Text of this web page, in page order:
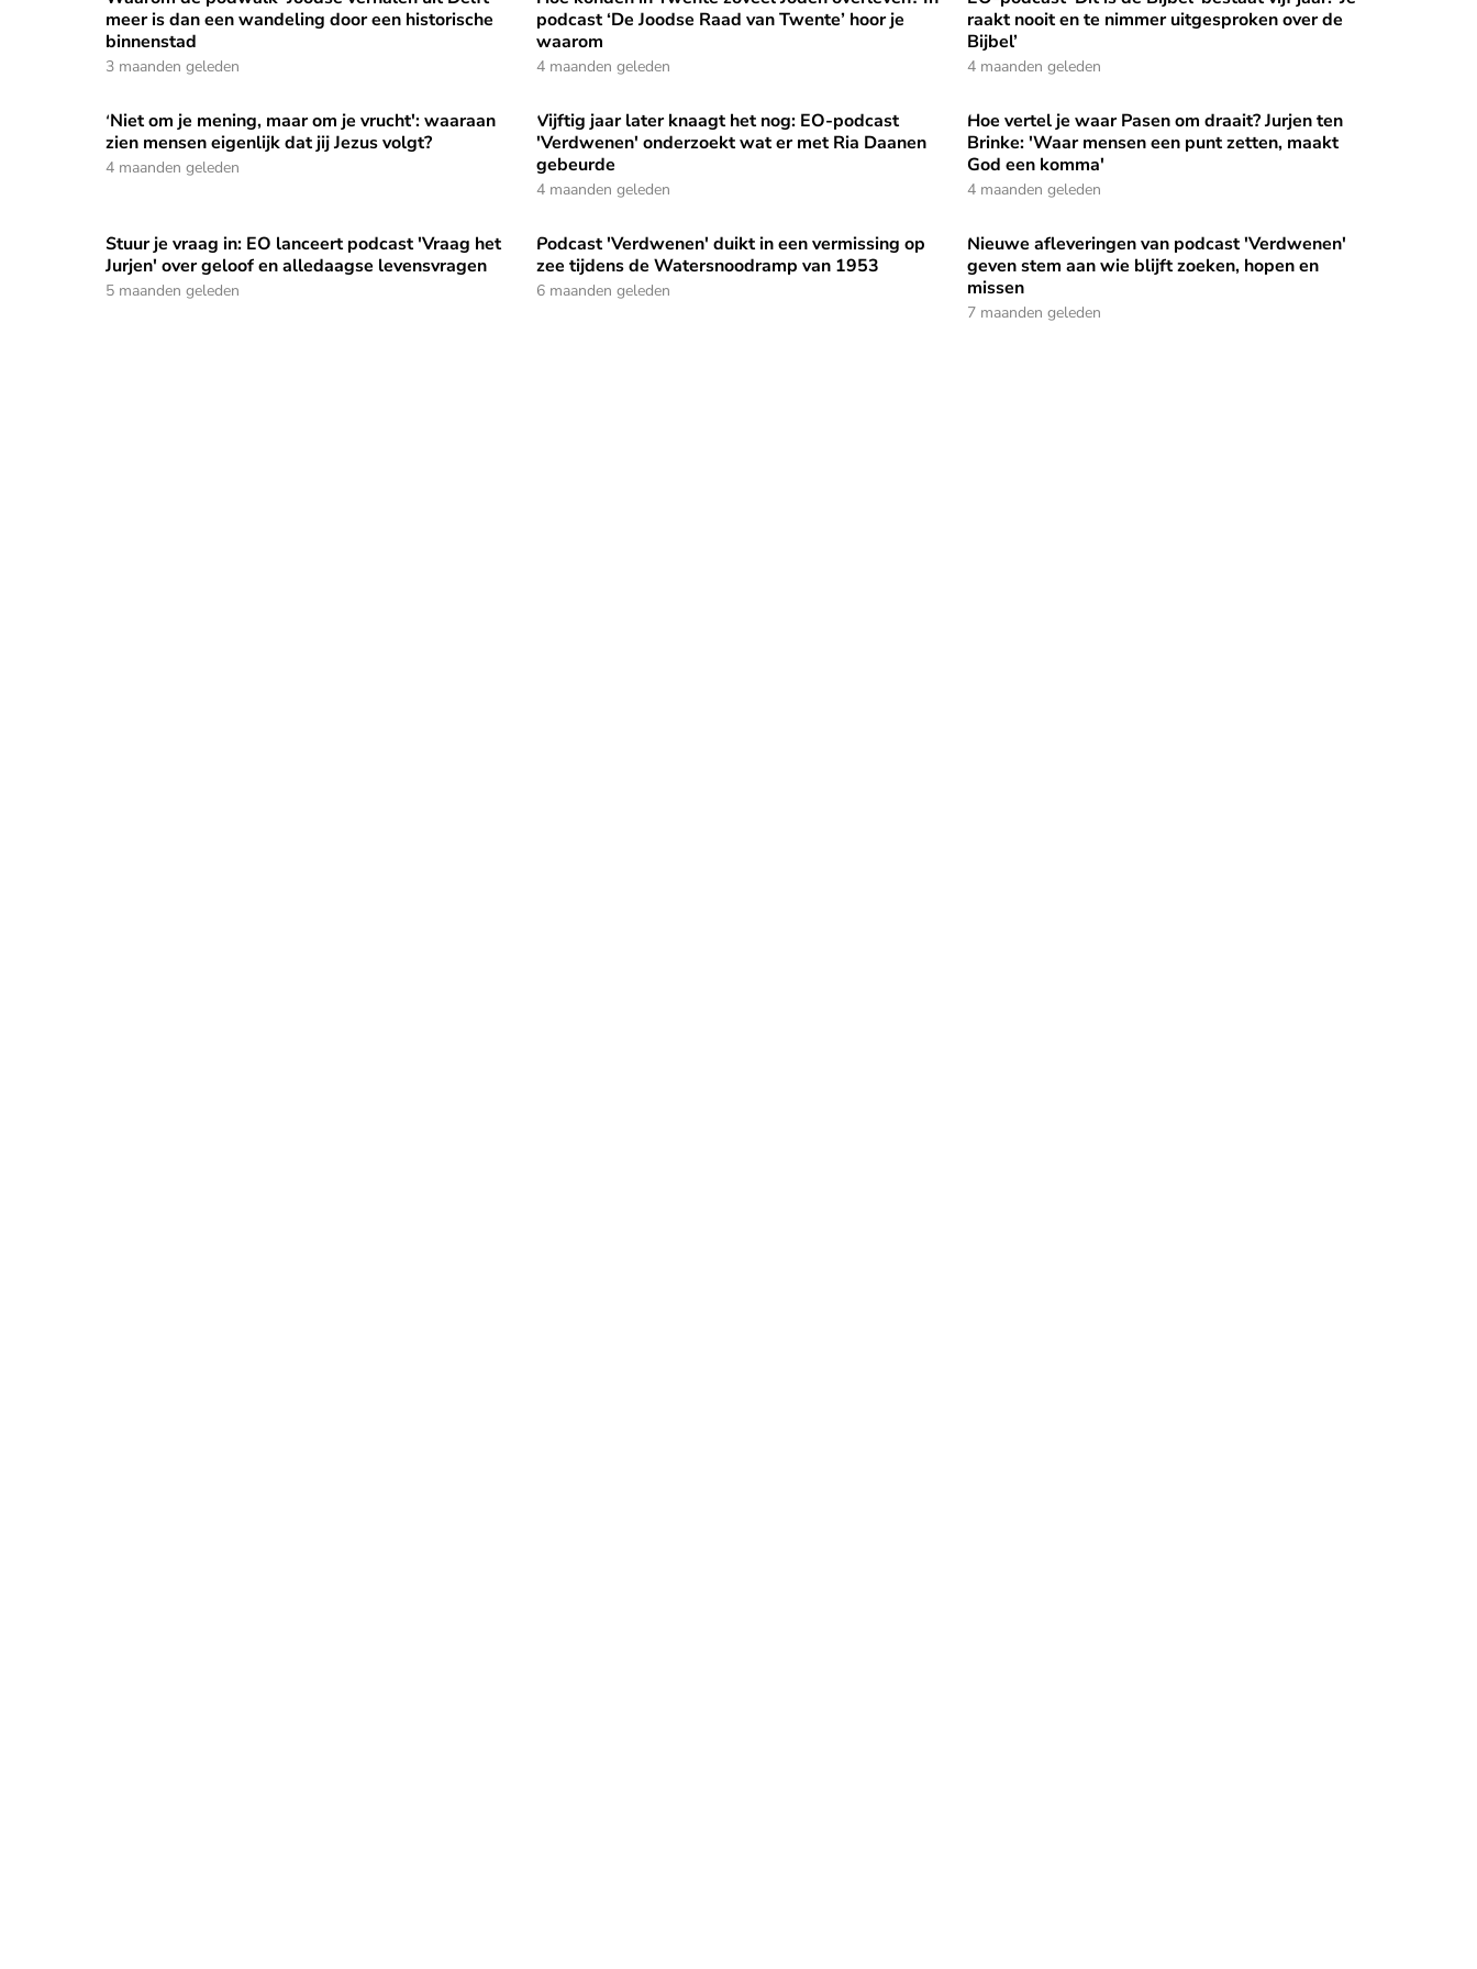
meer is dan een wandeling door een historische
binnenstad
3 maanden geleden
podcast ‘De Joodse Raad van Twente’ hoor je
waarom
4 maanden geleden
raakt nooit en te nimmer uitgesproken over de
Bijbel’
4 maanden geleden
'Niet om je mening, maar om je vrucht': waaraan zien mensen eigenlijk dat jij Jezus volgt?
'Niet om je mening, maar om je vrucht': waaraan
zien mensen eigenlijk dat jij Jezus volgt?
4 maanden geleden
Vijftig jaar later knaagt het nog: EO-podcast 'Verdwenen' onderzoekt wat er met Ria Daanen gebeurde
Vijftig jaar later knaagt het nog: EO-podcast
'Verdwenen' onderzoekt wat er met Ria Daanen
gebeurde
4 maanden geleden
Hoe vertel je waar Pasen om draait? Jurjen ten Brinke: 'Waar
Hoe vertel je waar Pasen om draait? Jurjen ten
Brinke: 'Waar mensen een punt zetten, maakt
God een komma'
4 maanden geleden
Stuur je vraag in: EO lanceert podcast 'Vraag het Jurjen' over geloof en alledaagse levensvragen
Stuur je vraag in: EO lanceert podcast 'Vraag het
Jurjen' over geloof en alledaagse levensvragen
5 maanden geleden
Podcast 'Verdwenen' duikt in een vermissing op zee tijdens de Watersnoodramp van 1953
Podcast 'Verdwenen' duikt in een vermissing op
zee tijdens de Watersnoodramp van 1953
6 maanden geleden
Nieuwe afleveringen van podcast 'Verdwenen' geven stem aan
Nieuwe afleveringen van podcast 'Verdwenen'
geven stem aan wie blijft zoeken, hopen en
missen
7 maanden geleden